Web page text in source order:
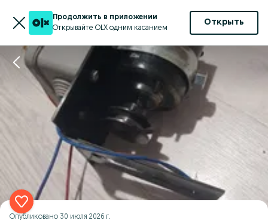
Продолжить в приложении
Открывайте OLX одним касанием
Открыть
Опубликовано 30 июля 2026 г.